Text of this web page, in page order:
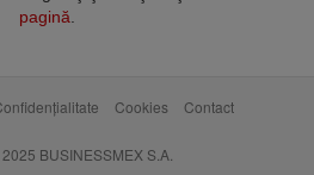
pagină
Cookies Contact
BUSINESSMEX S.A.